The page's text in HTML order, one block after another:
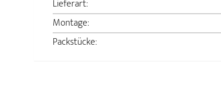
Lieferart:
Montage:
Packstücke: